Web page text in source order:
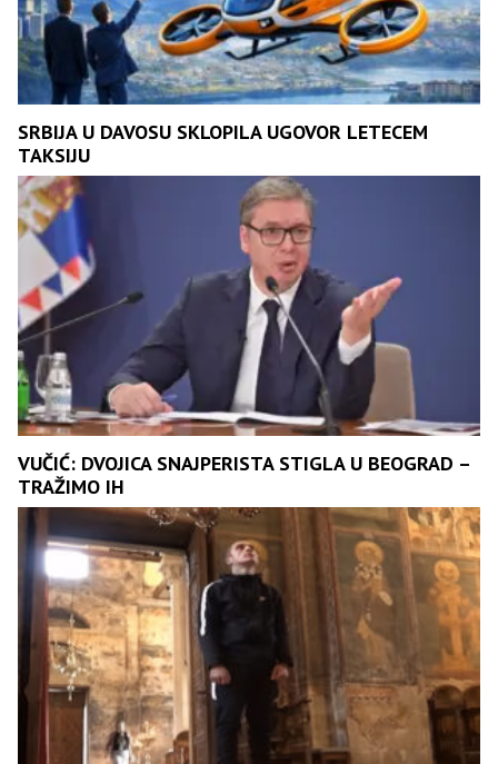
SRBIJA U DAVOSU SKLOPILA UGOVOR LETECEM
TAKSIJU
VUČIĆ: DVOJICA SNAJPERISTA STIGLA U BEOGRAD –
TRAŽIMO IH